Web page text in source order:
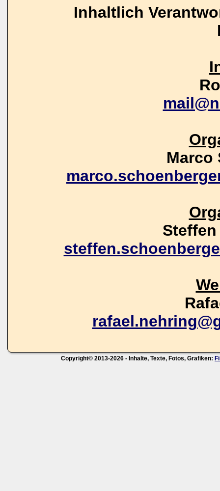
Inhaltlich
Marco
Copyright© 2013-2026 - Inhalte, Texte, Fotos, Grafiken: